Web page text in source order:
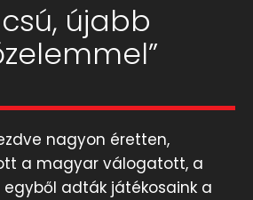
újabb
nagyon éretten,
a magyar válogatott, a
adták játékosaink a